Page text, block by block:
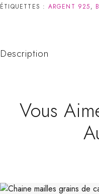
ÉTIQUETTES : ARGENT 925,
Description
Vous